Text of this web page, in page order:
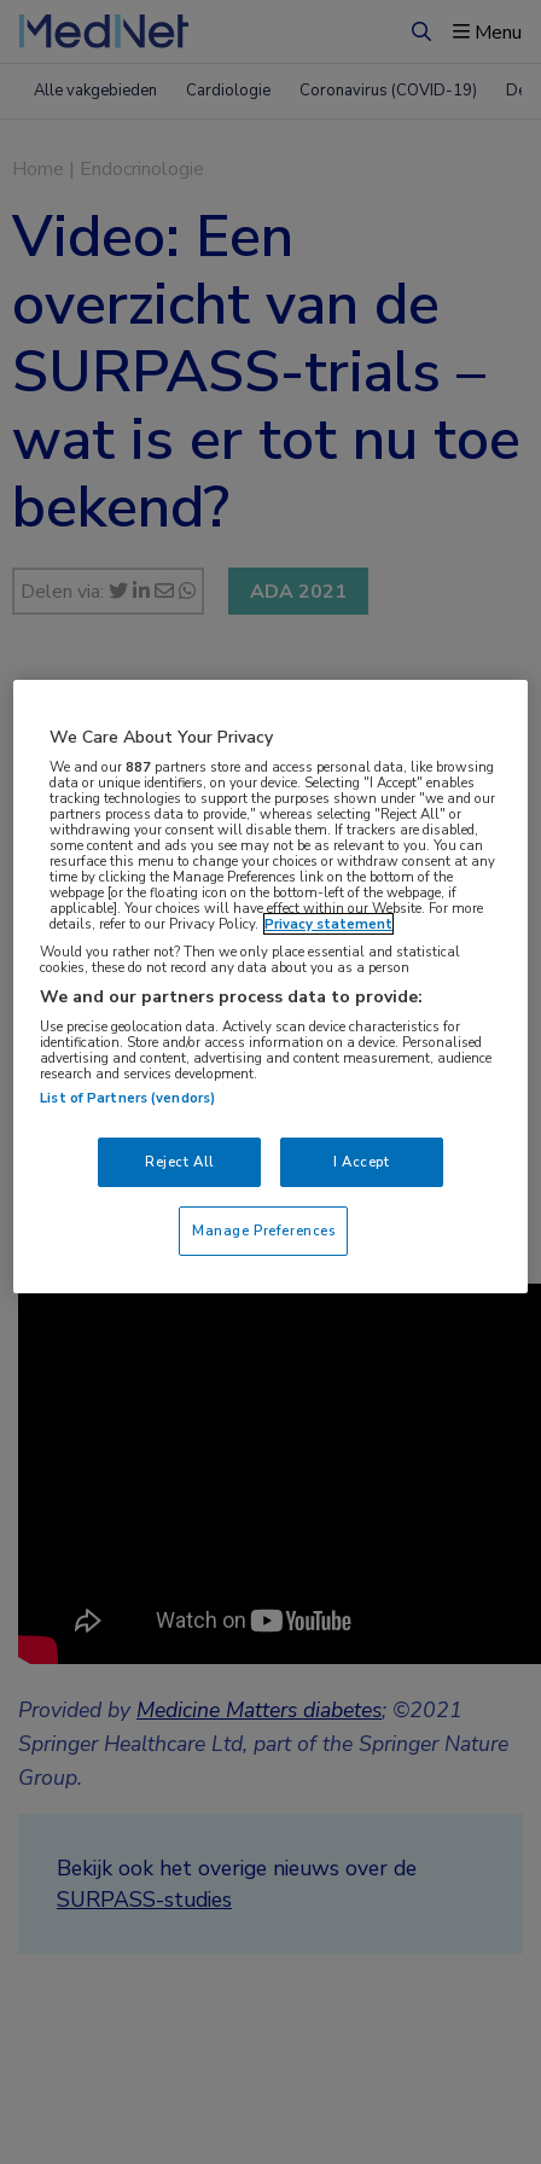
ZoekenMenu
Alle vakgebieden Cardiologie Coronavirus (COVID-19)
Home | Endocrinologie
Video: Een
overzicht van de
SURPASS-trials –
wat is er tot nu toe
bekend?
Delen via: ADA 2021
John Wilding (University of Liverpool, VK) geeft
een overzicht van de resultaten van het
SURPASS-programma tot nu toe en bespreekt
hoe tirzepatide in de toekomst ingezet kan
Provided by Medicine Matters diabetes; ©2021
Springer Healthcare Ltd, part of the Springer Nature
Group.
Bekijk ook het overige nieuws over de
SURPASS-studies
Vakgebieden:
Endocrinologie
Aandachtsgebieden:
Diabetes
GLP-1,SURPASS,tirzepatide,type 2-diabetes
We Care About Your Privacy
We and our887 partners store and access personal data, like browsing
data or unique identifiers, on your device. Selecting "I Accept" enables
tracking technologies to support the purposes shown under "we and our
partners process data to provide," whereas selecting "Reject All" or
withdrawing your consent will disable them. If trackers are disabled,
some content and ads you see may not be as relevant to you. You can
resurface this menu to change your choices or withdraw consent at any
time by clicking the Manage Preferences link on the bottom of the
webpage [or the floating icon on the bottom-left of the webpage, if
applicable]. Your choices will have effect within our Website. For more
details, refer to our Privacy Policy. Privacy statement
Would you rather not? Then we only place essential and statistical
cookies, these do not record any data about you as a person
We and our partners process data to provide:
Use precise geolocation data. Actively scan device characteristics for
identification. Store and/or access information on a device. Personalised
advertising and content, advertising and content measurement, audience
research and services development.
List of Partners (vendors)
Reject All I Accept
Manage Preferences